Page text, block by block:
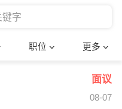
职位 更多
面议
08-07